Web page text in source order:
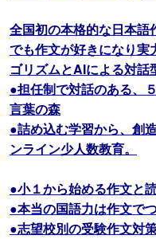
全国初の本格的な日本語
でも作文が好きになり実
ゴリズムとAIによる対話
●担任制で対話のある、
言葉の森
●詰め込む学習から、創
ンライン少人数教育。
●小１から始める作文と
●本当の国語力は作文で
●志望校別の受験作文対